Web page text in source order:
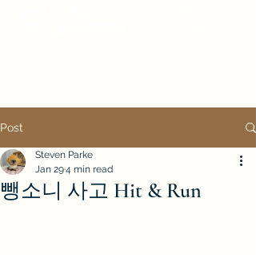
Post
뺑소니 사고 Hit & Run
Steven Parke
Jan 294 min read